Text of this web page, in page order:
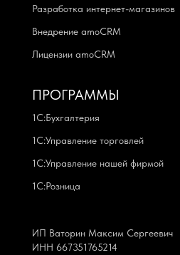
Разработка интернет-магазинов
Внедрение amoCRM
Лицензии amoCRM
ПРОГРАММЫ
1С:Бухгалтерия
1С:Управление торговлей
1С:Управление нашей фирмой
1С:Розница
ИП Ваторин Максим Сергеевич
ИНН 667351765214